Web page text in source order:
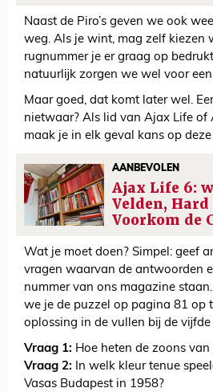
Naast de Piro’s geven we ook
weg. Als je wint, mag zelf kiezen
rugnummer je er graag op
natuurlijk zorgen we wel voor
Maar goed, dat komt later wel.
nietwaar? Als lid van Ajax Life of
maak je in elk geval kans op
AANBEVOLEN
Ajax Life 6:
Velden, Hard
Voorkom de
Wat je moet doen? Simpel: geef
vragen waarvan de antwoorden
nummer van ons magazine
we je de puzzel op pagina 81 op
oplossing in de vullen bij de vijfde
Vraag 1: Hoe heten de zoons van
Vraag 2: In welk kleur tenue
Vasas Budapest in 1958?